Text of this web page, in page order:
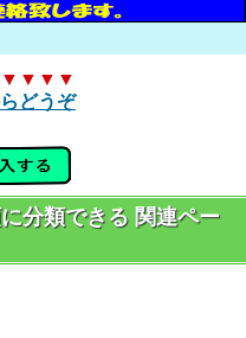
どうぞ
分類できる 関連ペー